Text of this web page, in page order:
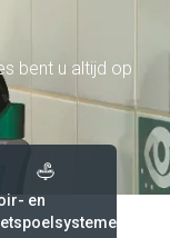
bent u altijd op
en